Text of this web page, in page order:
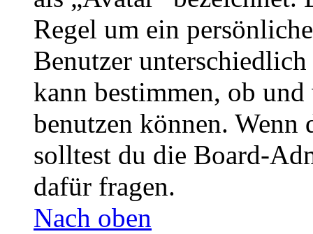
Regel um ein
Benutzer
kann bestimmen, ob
benutzen können. Wenn
solltest du die Board-
dafür fragen.
Nach oben